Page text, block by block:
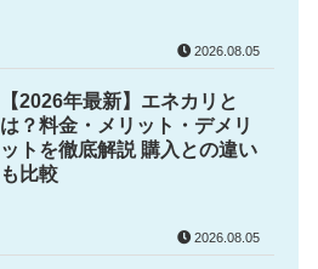
2026.08.05
【2026年最新】エネカリと
は？料金・メリット・デメリ
ットを徹底解説 購入との違い
も比較
2026.08.05